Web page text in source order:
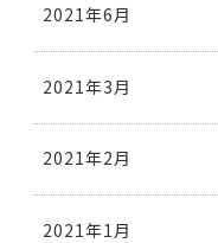
2021年6月
2021年3月
2021年2月
2021年1月